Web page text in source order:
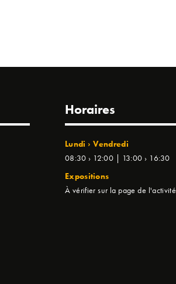
Horaires
Lundi › Vendredi
08:30 › 12:00 | 13:00 › 16:30
Expositions
À vérifier sur la page de l'activité